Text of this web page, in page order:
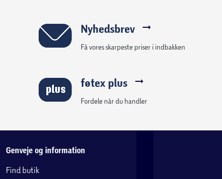
Nyhedsbrev
Få vores skarpeste priser i indbakken
føtex plus
Fordele når du handler
Genveje og information
Find butik